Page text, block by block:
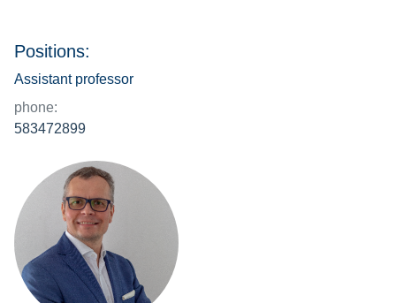
Positions:
Assistant professor
phone:
583472899